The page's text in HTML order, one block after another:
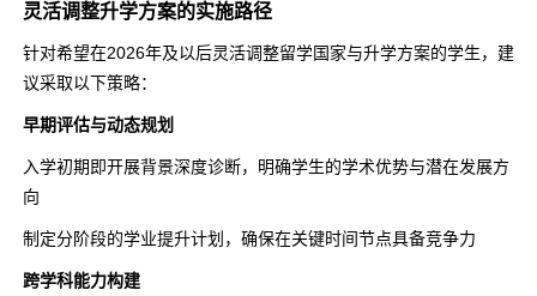
灵活调整升学方案的实施路径
针对希望在2026年及以后灵活调整留学国家与升学方案的学生，建
议采取以下策略：
早期评估与动态规划
入学初期即开展背景深度诊断，明确学生的学术优势与潜在发展方
向
制定分阶段的学业提升计划，确保在关键时间节点具备竞争力
跨学科能力构建